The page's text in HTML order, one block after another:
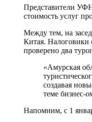
Представители
стоимость услуг
Между тем, на
Китая. Налоговики
проверено два
«Амурская
создавая
теме бизнес-
Напомним, с 1